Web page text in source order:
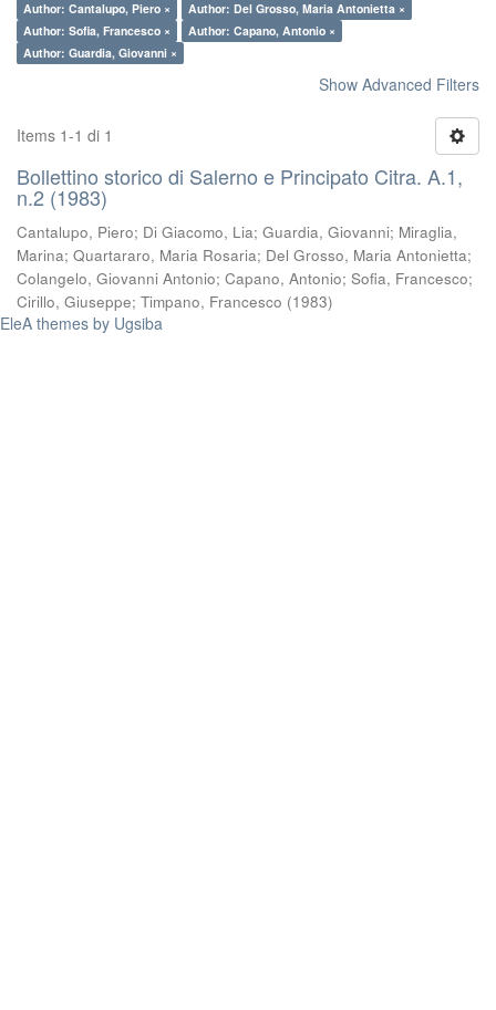
Author: Cantalupo, Piero ×
Author: Del Grosso, Maria Antonietta ×
Author: Sofia, Francesco ×
Author: Capano, Antonio ×
Author: Guardia, Giovanni ×
Show Advanced Filters
Items 1-1 di 1
Bollettino storico di Salerno e Principato Citra. A.1,
n.2 (1983)
Cantalupo, Piero; Di Giacomo, Lia; Guardia, Giovanni; Miraglia,
Marina; Quartararo, Maria Rosaria; Del Grosso, Maria Antonietta;
Colangelo, Giovanni Antonio; Capano, Antonio; Sofia, Francesco;
Cirillo, Giuseppe; Timpano, Francesco (1983)
EleA themes by Ugsiba